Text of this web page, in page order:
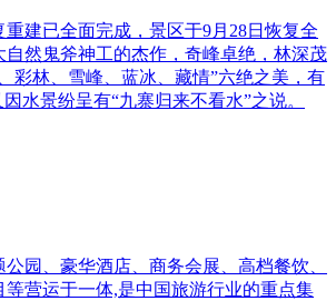
建已全面完成，景区于9月28日恢复全
自然鬼斧神工的杰作，奇峰卓绝，林深茂
彩林、雪峰、蓝冰、藏情”六绝之美，有
水景纷呈有“九寨归来不看水”之说。
园、豪华酒店、商务会展、高档餐饮、
营运于一体,是中国旅游行业的重点集